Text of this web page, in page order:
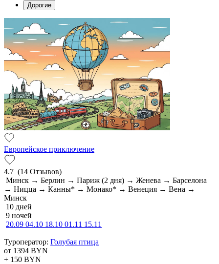
Дорогие
Европейское приключение
4.7 (14 Отзывов)
Минск → Берлин → Париж (2 дня) → Женева → Барселона
→ Ницца → Канны* → Монако* → Венеция → Вена →
Минск
10 дней
9 ночей
20.09 04.10 18.10 01.11 15.11
Туроператор: Голубая птица
от 1394 BYN
+ 150 BYN